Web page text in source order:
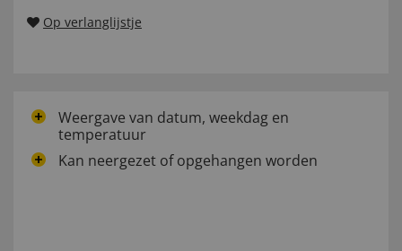
Op verlanglijstje
Weergave van datum, weekdag en
temperatuur
Kan neergezet of opgehangen worden